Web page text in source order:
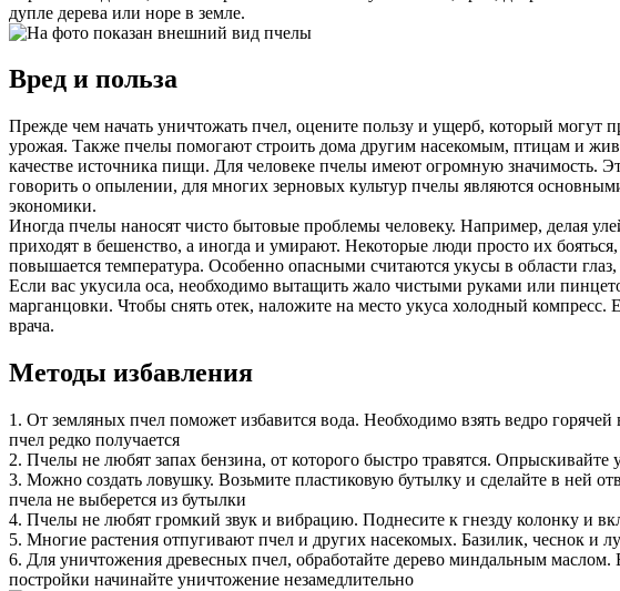
дупле дерева или норе в земле.
Вред и польза
Прежде чем начать уничтожать пчел, оцените пользу и ущерб, который могут
урожая. Также пчелы помогают строить дома другим насекомым, птицам и
качестве источника пищи. Для человеке пчелы имеют огромную значимость.
говорить о опылении, для многих зерновых культур пчелы являются
экономики.
Иногда пчелы наносят чисто бытовые проблемы человеку. Например, делая
приходят в бешенство, а иногда и умирают. Некоторые люди просто их
повышается температура. Особенно опасными считаются укусы в области
Если вас укусила оса, необходимо вытащить жало чистыми руками или
марганцовки. Чтобы снять отек, наложите на место укуса холодный
врача.
Методы избавления
1. От земляных пчел поможет избавится вода. Необходимо взять ведро
пчел редко получается
2. Пчелы не любят запах бензина, от которого быстро травятся. Опрыскивайте
3. Можно создать ловушку. Возьмите пластиковую бутылку и сделайте в ней
пчела не выберется из бутылки
4. Пчелы не любят громкий звук и вибрацию. Поднесите к гнезду колонку и
5. Многие растения отпугивают пчел и других насекомых. Базилик, чеснок и
6. Для уничтожения древесных пчел, обработайте дерево миндальным
постройки начинайте уничтожение незамедлительно